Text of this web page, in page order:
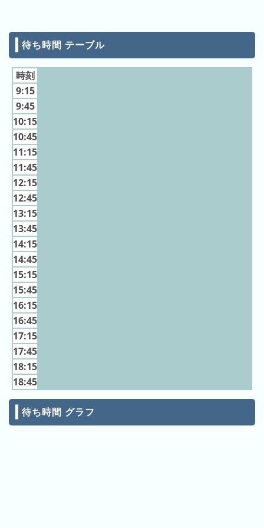
ラ
キ
ン
グ
今
年
の
ラ
ン
キ
ン
グ
去
年
の
ラ
ン
キ
ン
グ
混
雑
ラ
今
日
の
待ち時間 テーブル
時刻
9:15
9:45
10:15
10:45
11:15
11:45
12:15
12:45
13:15
13:45
14:15
14:45
15:15
15:45
16:15
16:45
17:15
17:45
18:15
18:45
待ち時間 グラフ